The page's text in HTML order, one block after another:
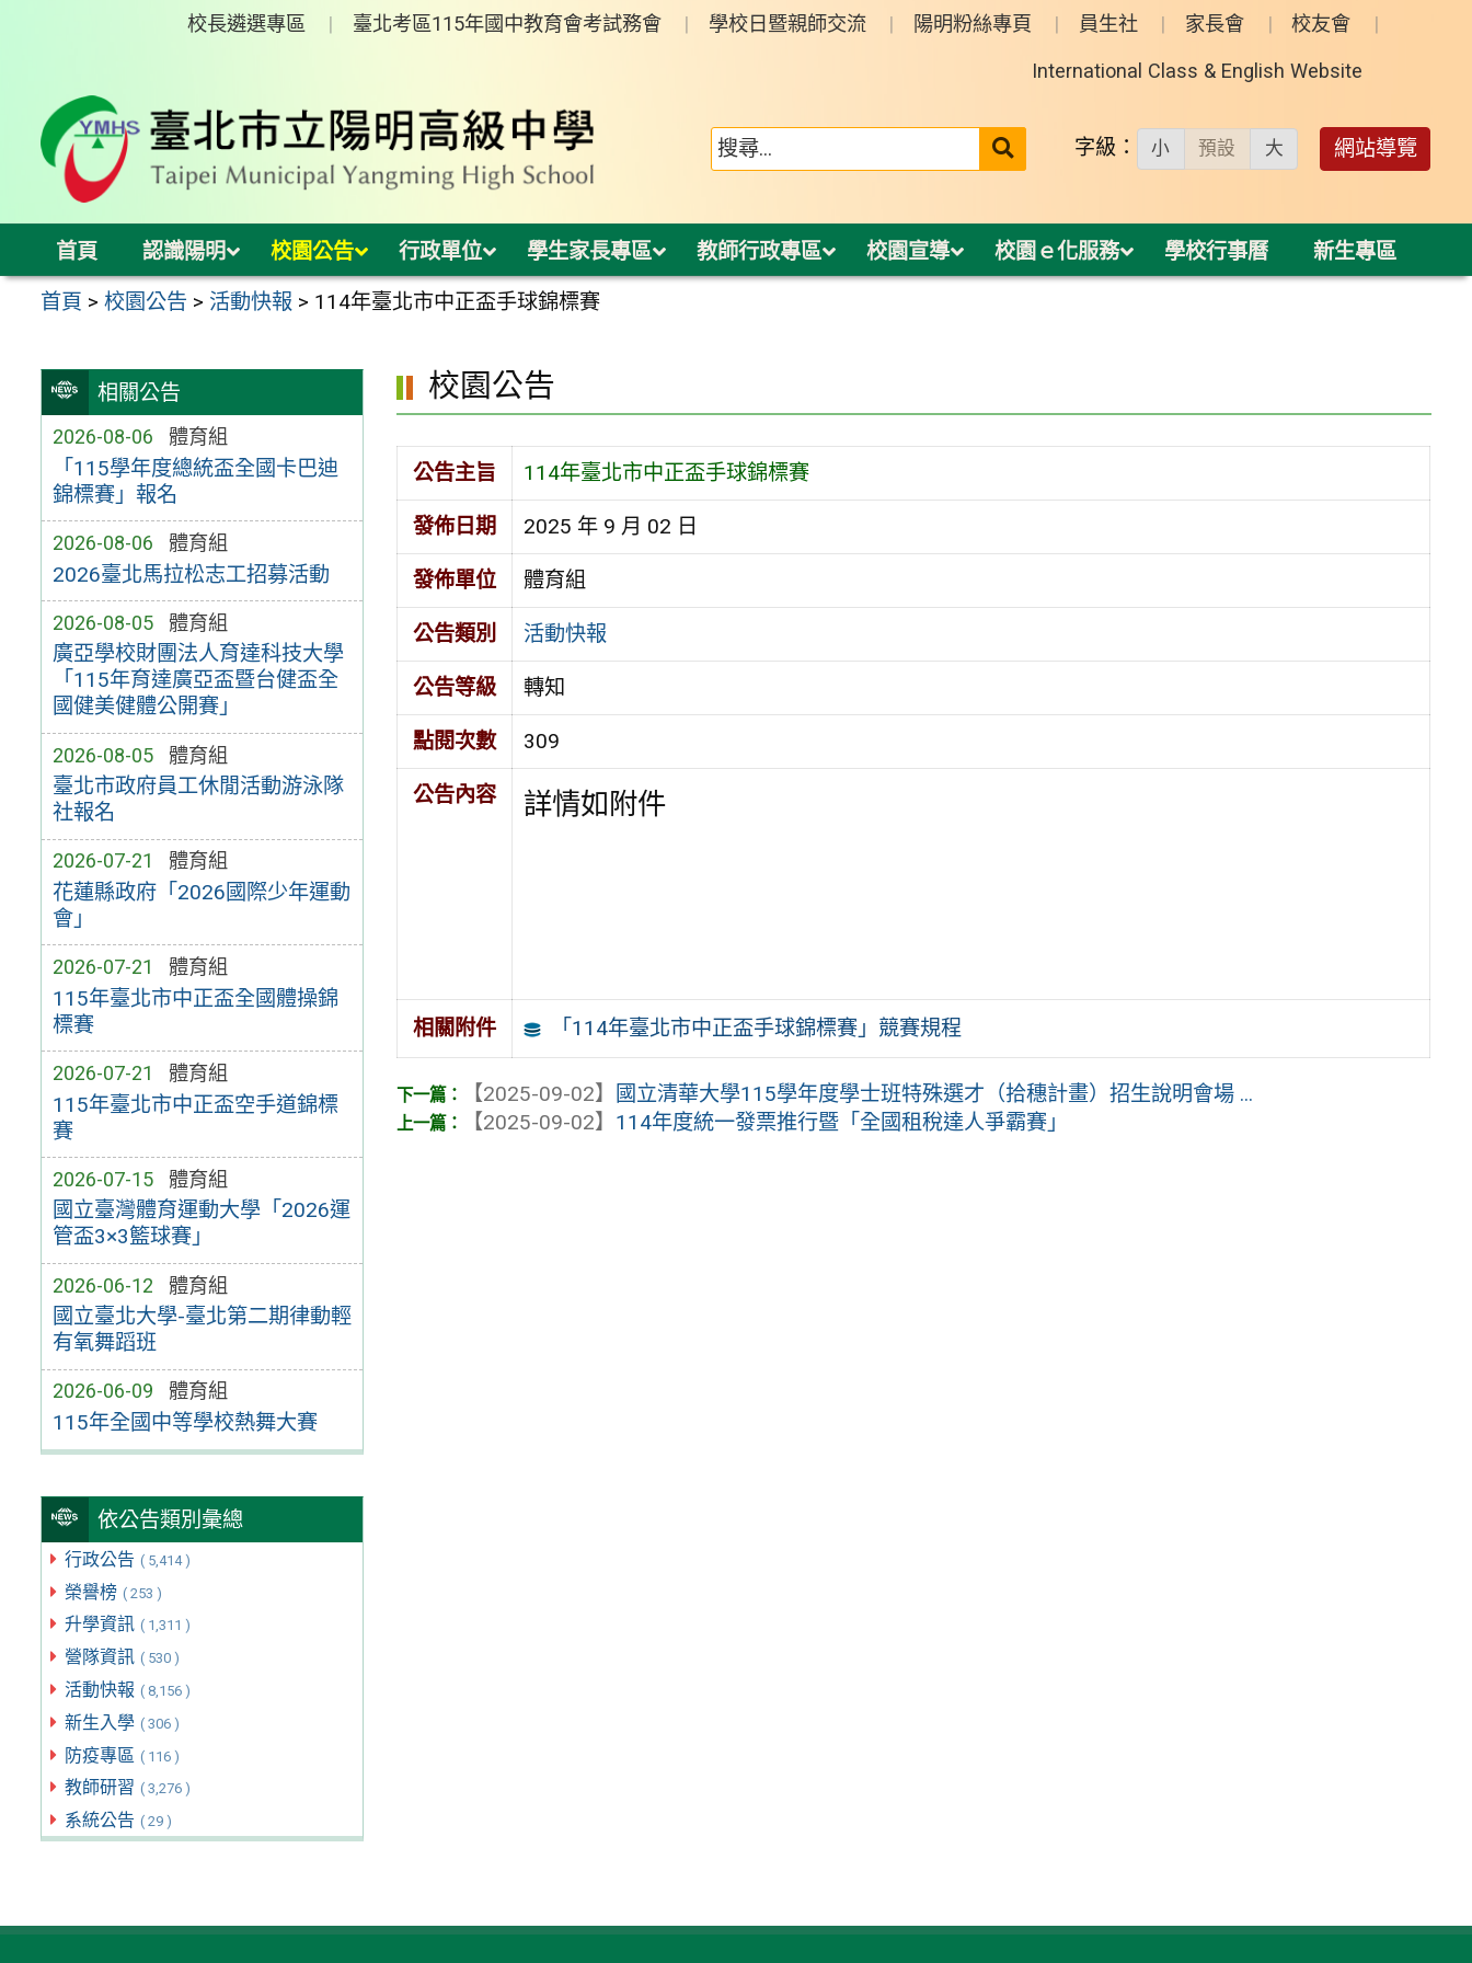
校長遴選專區 臺北考區115年國中教育會考試務會 學校日暨親師交流 陽明粉絲專頁 員生社 家長會 校友會
International Class & English Website
送出 字級： 小 預設 大 網站導覽
首頁 認識陽明 校園公告 行政單位 學生家長專區 教師行政專區 校園宣導 校園ｅ化服務 學校行事曆 新生專區
首頁 >校園公告 > 活動快報 > 114年臺北市中正盃手球錦標賽
相關公告
2026-08-06 體育組
「115學年度總統盃全國卡巴迪
錦標賽」報名
2026-08-06 體育組
2026臺北馬拉松志工招募活動
2026-08-05 體育組
廣亞學校財團法人育達科技大學
「115年育達廣亞盃暨台健盃全
國健美健體公開賽」
2026-08-05 體育組
臺北市政府員工休閒活動游泳隊
社報名
2026-07-21 體育組
花蓮縣政府「2026國際少年運動
會」
2026-07-21 體育組
115年臺北市中正盃全國體操錦
標賽
2026-07-21 體育組
115年臺北市中正盃空手道錦標
賽
2026-07-15 體育組
國立臺灣體育運動大學「2026運
管盃3×3籃球賽」
2026-06-12 體育組
國立臺北大學-臺北第二期律動輕
有氧舞蹈班
2026-06-09 體育組
115年全國中等學校熱舞大賽
依公告類別彙總
行政公告 ( 5,414 )
榮譽榜 ( 253 )
升學資訊 ( 1,311 )
營隊資訊 ( 530 )
活動快報 ( 8,156 )
新生入學 ( 306 )
防疫專區 ( 116 )
教師研習 ( 3,276 )
系統公告 ( 29 )
校園公告
公告主旨 114年臺北市中正盃手球錦標賽
發佈日期 2025 年 9 月 02 日
發佈單位 體育組
公告類別 活動快報
公告等級 轉知
點閱次數 309
公告內容 詳情如附件
相關附件 「114年臺北市中正盃手球錦標賽」競賽規程
【2025-09-02】
國立清華大學115學年度學士班特殊選才（拾穗計畫）招生說明會場 ...
【2025-09-02】 114年度統一發票推行暨「全國租稅達人爭霸賽」